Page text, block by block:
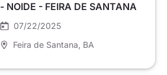
- NOIDE - FEIRA DE SANTANA
07/22/2025
Feira de Santana , BA